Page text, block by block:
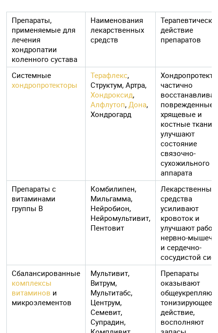
Препараты,
применяемые для
лечения
хондропатии
коленного сустава
Наименования
лекарственных
средств
действие
препаратов
Системные
хондропротекторы
Терафлекс,
Структум, Артра,
Хондроксид,
Алфлутоп, Дона,
Хондрогард
частично
поврежденные
хрящевые и
костные ткани,
улучшают
состояние
связочно-
сухожильного
аппарата
Препараты с
витаминами
группы B
Комбилипен,
Мильгамма,
Нейробион,
Нейромультивит,
Пентовит
Лекарственные
средства
усиливают
кровоток и
улучшают
нервно-
и сердечно-
сосудистой
Сбалансированные
комплексы
витаминов и
микроэлементов
Мультивит,
Витрум,
Мультитабс,
Центрум,
Семевит,
Супрадин,
Препараты
оказывают
тонизирующее
действие,
восполняют